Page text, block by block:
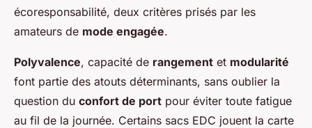
écoresponsabilité, deux critères prisés par les
amateurs de mode engagée.
Polyvalence, capacité de rangement et modularité
font partie des atouts déterminants, sans oublier la
question du confort de port pour éviter toute fatigue
au fil de la journée. Certains sacs EDC jouent la carte